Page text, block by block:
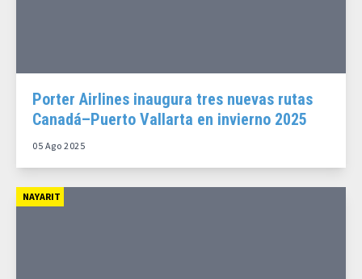
Porter Airlines inaugura tres nuevas rutas
Canadá–Puerto Vallarta en invierno 2025
05 Ago 2025
NAYARIT